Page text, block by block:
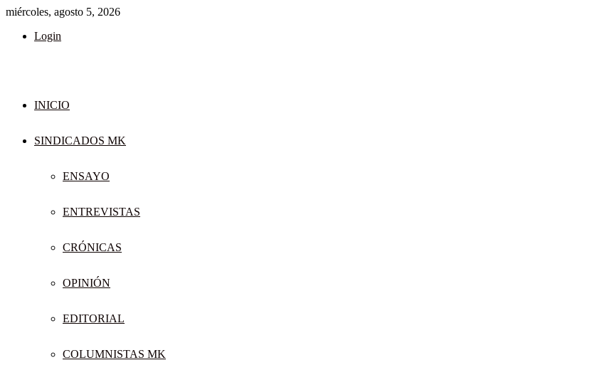
miércoles, agosto 5, 2026
Login
INICIO
SINDICADOS MK
ENSAYO
ENTREVISTAS
CRÓNICAS
OPINIÓN
EDITORIAL
COLUMNISTAS MK